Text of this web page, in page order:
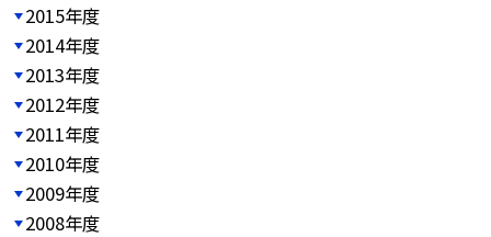
2015年度
2014年度
2013年度
2012年度
2011年度
2010年度
2009年度
2008年度